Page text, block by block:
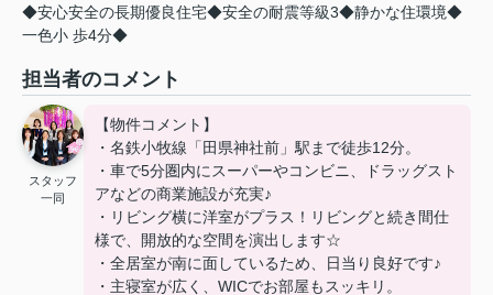
◆安心安全の長期優良住宅◆安全の耐震等級3◆静かな住環境◆
一色小 歩4分◆
担当者のコメント
スタッフ
一同
【物件コメント】
・名鉄小牧線「田県神社前」駅まで徒歩12分。
・車で5分圏内にスーパーやコンビニ、ドラッグスト
アなどの商業施設が充実♪
・リビング横に洋室がプラス！リビングと続き間仕
様で、開放的な空間を演出します☆
・全居室が南に面しているため、日当り良好です♪
・主寝室が広く、WICでお部屋もスッキリ。